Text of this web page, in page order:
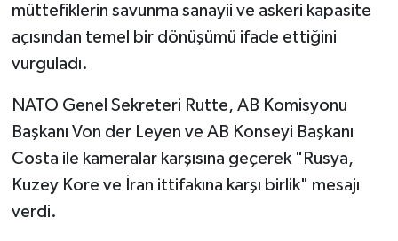
müttefiklerin savunma sanayii ve askeri kapasite
açısından temel bir dönüşümü ifade ettiğini
vurguladı.
NATO Genel Sekreteri Rutte, AB Komisyonu
Başkanı Von der Leyen ve AB Konseyi Başkanı
Costa ile kameralar karşısına geçerek "Rusya,
Kuzey Kore ve İran ittifakına karşı birlik" mesajı
verdi.